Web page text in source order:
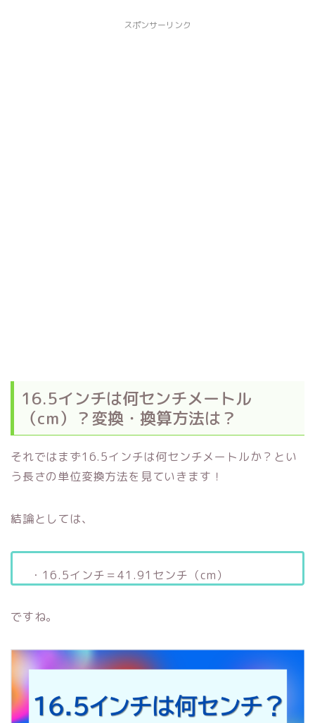
スポンサーリンク
16.5インチは何センチメートル
（cm）？変換・換算方法は？
それではまず16.5インチは何センチメートルか？とい
う長さの単位変換方法を見ていきます！
結論としては、
・16.5インチ＝41.91センチ（cm）
ですね。